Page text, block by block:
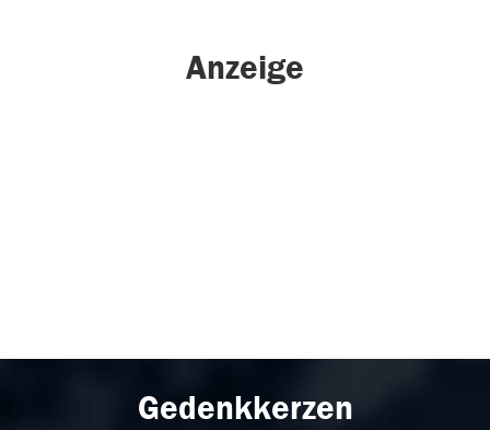
Anzeige
Gedenkkerzen